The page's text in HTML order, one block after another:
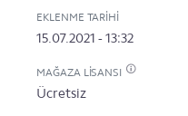
EKLENME TARIHI
15.07.2021 - 13:32
MAĞAZA LISANSI
Ücretsiz